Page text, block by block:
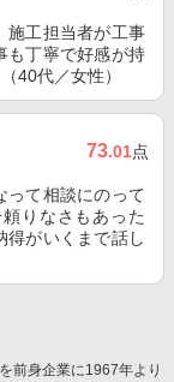
施工担当者が工事
も丁寧で好感が持
40代／女性）
73.01点
って相談にのって
りなさもあった
得がいくまで話し
前身企業に1967年より